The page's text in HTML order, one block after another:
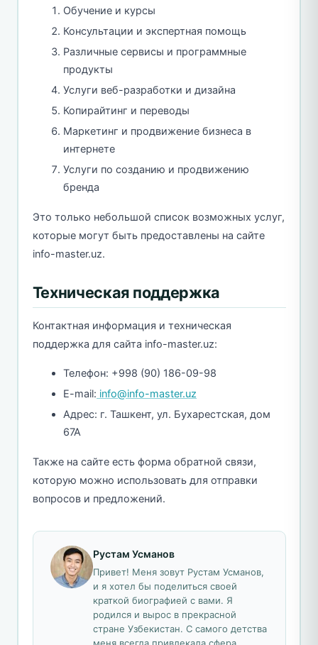
Обучение и курсы
Консультации и экспертная помощь
Различные сервисы и программные
продукты
Услуги веб-разработки и дизайна
Копирайтинг и переводы
Маркетинг и продвижение бизнеса в
интернете
Услуги по созданию и продвижению
бренда
Это только небольшой список возможных услуг,
которые могут быть предоставлены на сайте
info-master.uz.
Техническая поддержка
Контактная информация и техническая
поддержка для сайта info-master.uz:
Телефон: +998 (90) 186-09-98
E-mail: info@info-master.uz
Адрес: г. Ташкент, ул. Бухарестская, дом
67А
Также на сайте есть форма обратной связи,
которую можно использовать для отправки
вопросов и предложений.
Рустам Усманов
Привет! Меня зовут Рустам Усманов,
и я хотел бы поделиться своей
краткой биографией с вами. Я
родился и вырос в прекрасной
стране Узбекистан. С самого детства